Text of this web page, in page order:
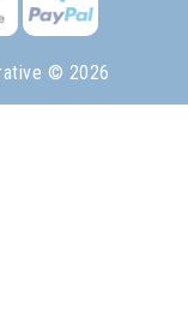
© 2026